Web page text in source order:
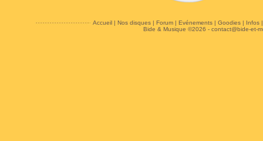
Accueil| Nos disques| Forum| Evénements| Goodies| Infos
Bide & Musique ©2026 - contact@bide-et-